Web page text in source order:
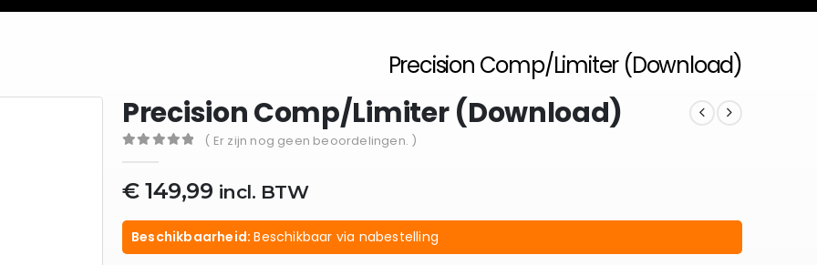
Precision Comp/Limiter (Download)
Precision Comp/Limiter (Download)
( Er zijn nog geen beoordelingen. )
€149,99 incl. BTW
Beschikbaarheid:Beschikbaar via nabestelling